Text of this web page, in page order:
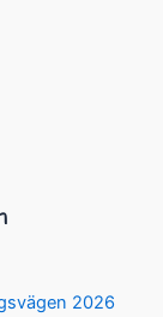
2026